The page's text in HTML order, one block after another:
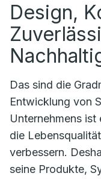
Design,
Das sind die
Entwicklung von
Unternehmens
die
verbessern.
seine Produkte,